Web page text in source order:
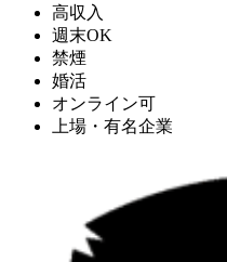
高収入
週末OK
禁煙
婚活
オンライン可
上場・有名企業